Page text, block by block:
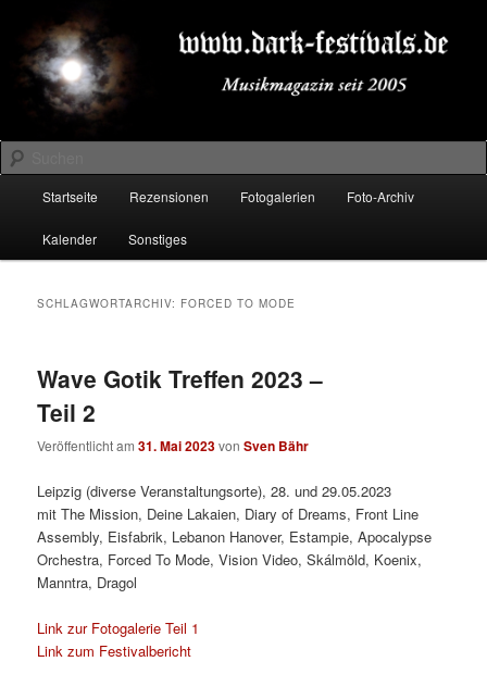
primären
Inhalt
springen
sekundären
Inhalt
springenDARK-FESTIVALS.DE
Suchen
Startseite Rezensionen Fotogalerien Foto-Archiv
Kalender Sonstiges
SCHLAGWORTARCHIV: FORCED TO MODE
Wave Gotik Treffen 2023 –
Teil 2
Veröffentlicht am31. Mai 2023vonSven Bähr
Leipzig (diverse Veranstaltungsorte), 28. und 29.05.2023
mit The Mission, Deine Lakaien, Diary of Dreams, Front Line
Assembly, Eisfabrik, Lebanon Hanover, Estampie, Apocalypse
Orchestra, Forced To Mode, Vision Video, Skálmöld, Koenix,
Manntra, Dragol
Link zur Fotogalerie Teil 1
Link zum Festivalbericht